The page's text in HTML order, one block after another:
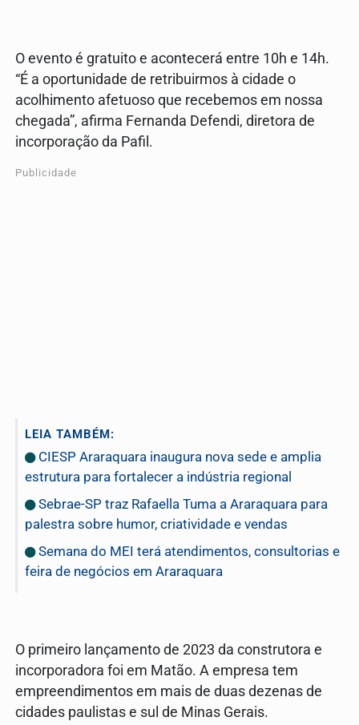
O evento é gratuito e acontecerá entre 10h e 14h.
“É a oportunidade de retribuirmos à cidade o
acolhimento afetuoso que recebemos em nossa
chegada”, afirma Fernanda Defendi, diretora de
incorporação da Pafil.
Publicidade
LEIA TAMBÉM:
CIESP Araraquara inaugura nova sede e amplia
estrutura para fortalecer a indústria regional
Sebrae-SP traz Rafaella Tuma a Araraquara para
palestra sobre humor, criatividade e vendas
Semana do MEI terá atendimentos, consultorias e
feira de negócios em Araraquara
O primeiro lançamento de 2023 da construtora e
incorporadora foi em Matão. A empresa tem
empreendimentos em mais de duas dezenas de
cidades paulistas e sul de Minas Gerais.